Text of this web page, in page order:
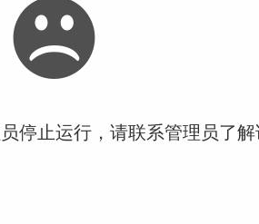
停止运行，请联系管理员了